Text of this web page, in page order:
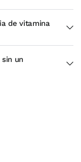
de vitamina
un